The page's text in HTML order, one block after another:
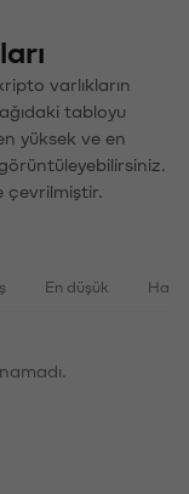
varlıkların
tabloyu
yüksek ve en
çevrilmiştir.
En düşük